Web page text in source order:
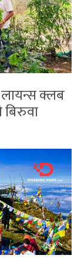
लायन्स क्लब
बिरुवा